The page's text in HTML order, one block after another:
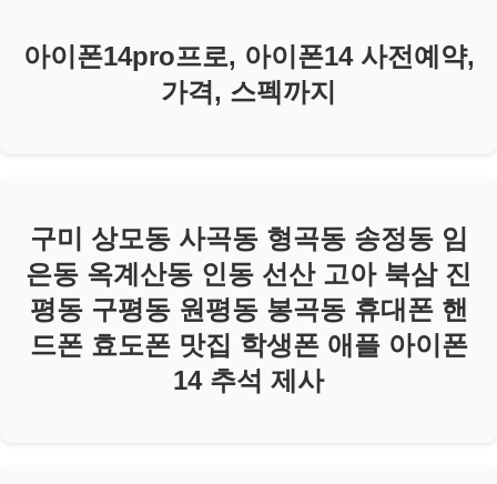
아이폰14pro프로, 아이폰14 사전예약,
가격, 스펙까지
구미 상모동 사곡동 형곡동 송정동 임
은동 옥계산동 인동 선산 고아 북삼 진
평동 구평동 원평동 봉곡동 휴대폰 핸
드폰 효도폰 맛집 학생폰 애플 아이폰
14 추석 제사